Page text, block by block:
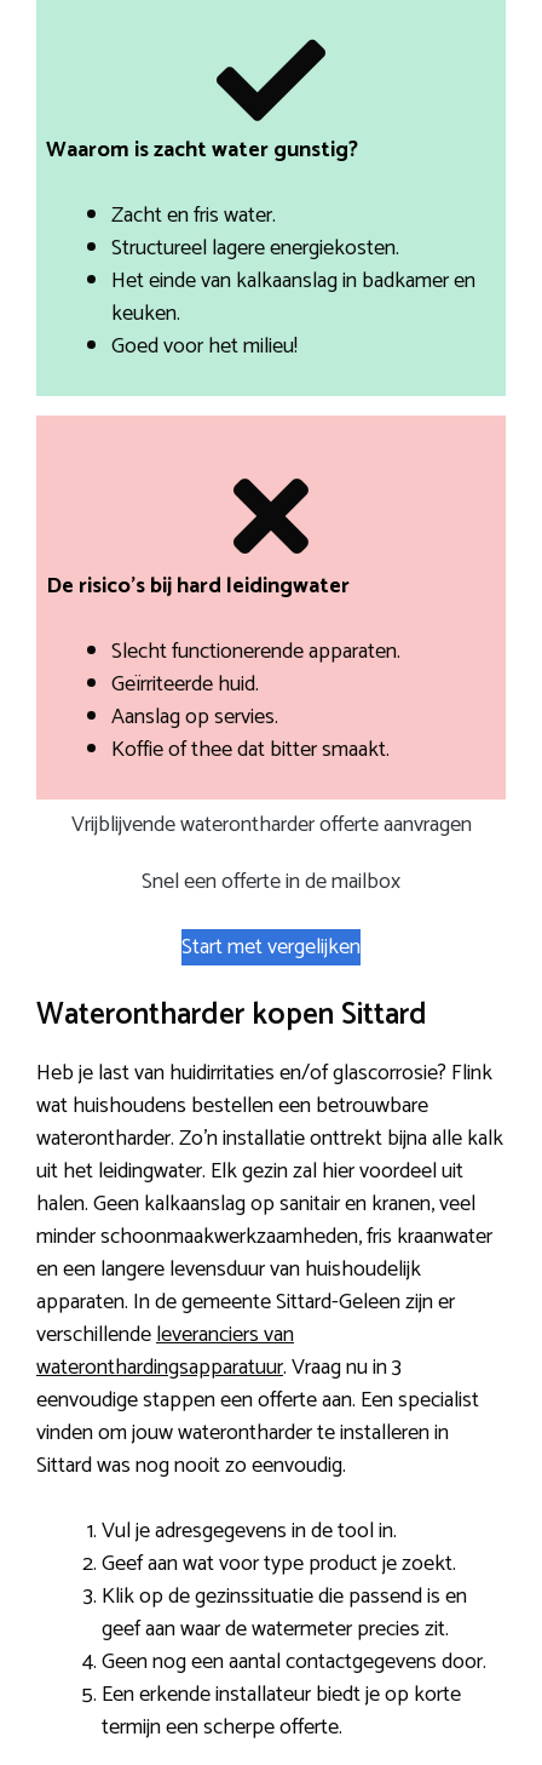
Waarom is zacht water gunstig?
Zacht en fris water.
Structureel lagere energiekosten.
Het einde van kalkaanslag in badkamer en
keuken.
Goed voor het milieu!
De risico’s bij hard leidingwater
Slecht functionerende apparaten.
Geïrriteerde huid.
Aanslag op servies.
Koffie of thee dat bitter smaakt.
Vrijblijvende waterontharder offerte aanvragen
Snel een offerte in de mailbox
Start met vergelijken
Waterontharder kopen Sittard
Heb je last van huidirritaties en/of glascorrosie? Flink
wat huishoudens bestellen een betrouwbare
waterontharder. Zo’n installatie onttrekt bijna alle kalk
uit het leidingwater. Elk gezin zal hier voordeel uit
halen. Geen kalkaanslag op sanitair en kranen, veel
minder schoonmaakwerkzaamheden, fris kraanwater
en een langere levensduur van huishoudelijk
apparaten. In de gemeente Sittard-Geleen zijn er
verschillendeleveranciers van
wateronthardingsapparatuur. Vraag nu in 3
eenvoudige stappen een offerte aan. Een specialist
vinden om jouw waterontharder te installeren in
Sittard was nog nooit zo eenvoudig.
Vul je adresgegevens in de tool in.
Geef aan wat voor type product je zoekt.
Klik op de gezinssituatie die passend is en
geef aan waar de watermeter precies zit.
Geen nog een aantal contactgegevens door.
Een erkende installateur biedt je op korte
termijn een scherpe offerte.